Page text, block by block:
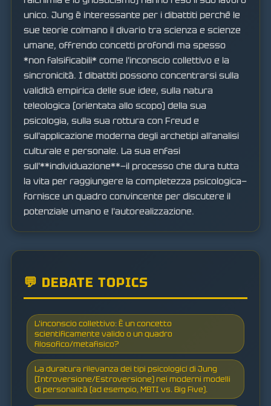
unico. Jung è interessante per i dibattiti perché le
sue teorie colmano il divario tra scienza e scienze
umane, offrendo concetti profondi ma spesso
*non falsificabili* come l'inconscio collettivo e la
sincronicità. I dibattiti possono concentrarsi sulla
validità empirica delle sue idee, sulla natura
teleologica (orientata allo scopo) della sua
psicologia, sulla sua rottura con Freud e
sull'applicazione moderna degli archetipi all'analisi
culturale e personale. La sua enfasi
sull'**individuazione**—il processo che dura tutta
la vita per raggiungere la completezza psicologica—
fornisce un quadro convincente per discutere il
potenziale umano e l'autorealizzazione.
💬 DEBATE TOPICS
L'inconscio collettivo: È un concetto
scientificamente valido o un quadro
filosofico/metafisico?
La duratura rilevanza dei tipi psicologici di Jung
(Introversione/Estroversione) nei moderni modelli
di personalità (ad esempio, MBTI vs. Big Five).